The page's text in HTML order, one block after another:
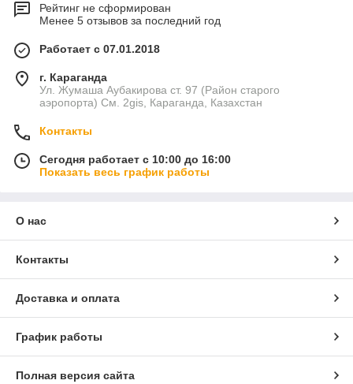
Рейтинг не сформирован
Менее 5 отзывов за последний год
Работает с 07.01.2018
г. Караганда
Ул. Жумаша Аубакирова ст. 97 (Район старого
аэропорта) См. 2gis, Караганда, Казахстан
Контакты
Сегодня работает с 10:00 до 16:00
Показать весь график работы
О нас
Контакты
Доставка и оплата
График работы
Полная версия сайта